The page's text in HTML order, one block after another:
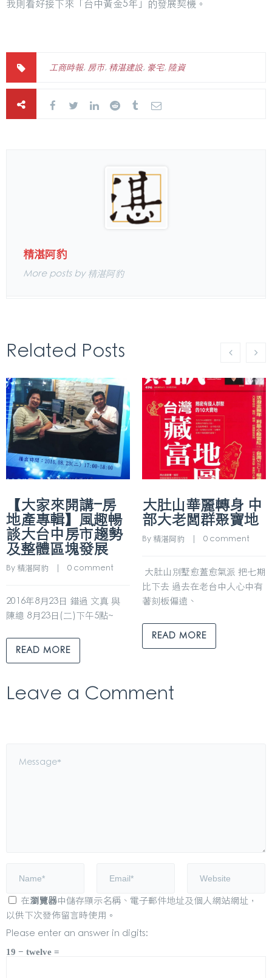
我則看好接下來「台中黃金5年」的發展契機。
工商時報, 房市, 精湛建設, 豪宅, 陸資
精湛阿豹
More posts by 精湛阿豹
Related Posts
【大家來開講–房
地產專輯】風趣暢
談大台中房市趨勢
及整體區塊發展
By 精湛阿豹 0 comment
2016年8月23日 錯過 文真 與
陳總 8月23日(二)下午5點~
READ MORE
大肚山華麗轉身 中
部大老閭群聚寶地
By 精湛阿豹 0 comment
大肚山別墅愈蓋愈氣派 把七期
比下去 過去在老台中人心中有
著刻板偏遠、
READ MORE
Leave a Comment
在瀏覽器中儲存顯示名稱、電子郵件地址及個人網站網址，
以供下次發佈留言時使用。
Please enter an answer in digits:
19 − twelve =